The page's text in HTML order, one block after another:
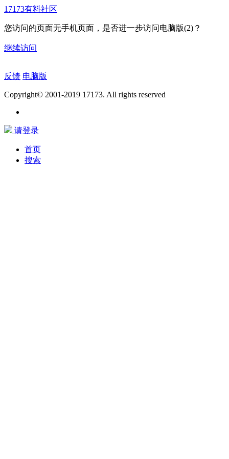
17173有料社区
您访问的页面无手机页面，是否进一步访问电脑版(2)？
继续访问
反馈 电脑版
Copyright© 2001-2019 17173. All rights reserved
请登录
首页
搜索